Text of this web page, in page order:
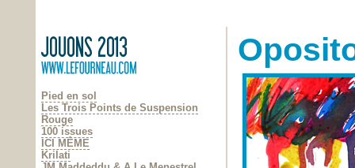
Pied en sol
Les Trois Points de Suspension
Rouge
100 issues
ICI MÊME
Krilati